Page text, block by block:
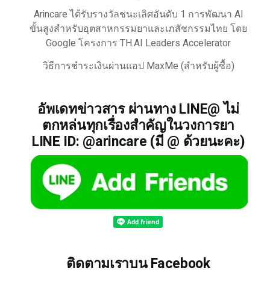
Arincare ได้รับรางวัลชนะเลิศอันดับ 1 การพัฒนา AI
ขั้นสูงสำหรับอุตสาหกรรมยาและเภสัชกรรมไทย โดย
Google โครงการ TH.AI Leaders Accelerator
วิธีการชำระเงินผ่านแอป MaxMe (สำหรับผู้ซื้อ)
อัพเดทข่าวสาร ผ่านทาง LINE@ ไม่
ตกหล่นทุกเรื่องสำคัญในวงการยา
LINE ID: @arincare (มี @ ด้วยนะคะ)
ติดตามเราบน Facebook